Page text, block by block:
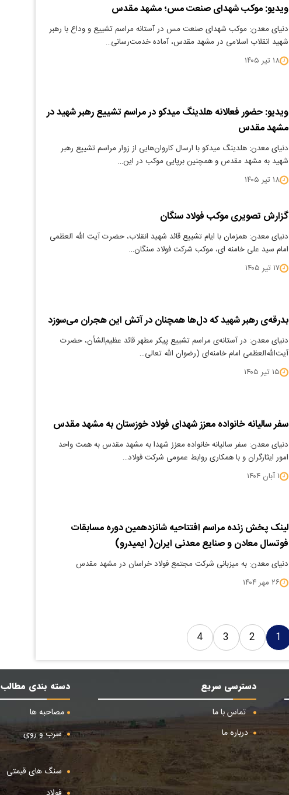
ویدیو: موکب شهدای صنعت مس؛ مشهد مقدس
دنیای معدن: موکب شهدای صنعت مس‌ در آستانه مراسم تشییع و وداع با رهبر
شهید انقلاب اسلامی در مشهد مقدس، آماده خدمت‌رسانی…
۱۸ تیر ۱۴۰۵
ویدیو: حضور فعالانه هلدینگ میدکو در مراسم تشییع رهبر شهید در
مشهد مقدس
دنیای معدن: هلدینگ میدکو با ارسال کاروان‌هایی از زوار مراسم تشییع رهبر
شهید به مشهد مقدس و همچنین برپایی موکب در این…
۱۸ تیر ۱۴۰۵
گزارش تصویری موکب فولاد سنگان
دنیای معدن: همزمان با ایام تشییع قائد شهید انقلاب، حضرت آیت الله العظمی
امام سید علی خامنه ای، موکب شرکت فولاد سنگان…
۱۷ تیر ۱۴۰۵
بدرقه‌ی رهبر شهید که دل‌ها همچنان در آتش این هجران می‌سوزد
دنیای معدن: در آستانه‌ی مراسم تشییع پیکر مطهر قائد عظیم‌الشأن، حضرت
آیت‌الله‌العظمی امام خامنه‌ای (رضوان الله تعالی…
۱۵ تیر ۱۴۰۵
سفر سالیانه خانواده معزز شهدای فولاد خوزستان به مشهد مقدس
دنیای معدن: سفر سالیانه خانواده معزز شهدا به مشهد مقدس به همت واحد
امور ایثارگران و با همکاری روابط عمومی شرکت فولاد…
۱ آبان ۱۴۰۴
لینک پخش زنده مراسم افتتاحیه شانزدهمین دوره مسابقات
فوتسال معادن و صنایع معدنی ایران( ایمیدرو)
دنیای معدن: به میزبانی شرکت مجتمع فولاد خراسان در مشهد مقدس
۲۶ مهر ۱۴۰۴
1
2
3
4
دسترسی سریع
تماس با ما
درباره ما
دسته بندی مطالب
مصاحبه ها
سرب و روی
سنگ های قیمتی